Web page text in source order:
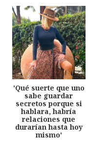
'Qué suerte que uno
sabe guardar
secretos porque si
hablara, habría
relaciones que
durarían hasta hoy
mismo'